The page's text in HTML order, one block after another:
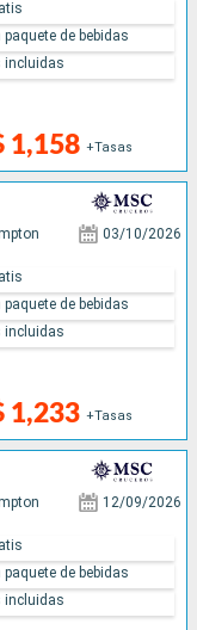
1,158 +Tasas
paquete de bebidas
incluidas
03/10/2026
1,233 +Tasas
paquete de bebidas
incluidas
12/09/2026
paquete de bebidas
incluidas